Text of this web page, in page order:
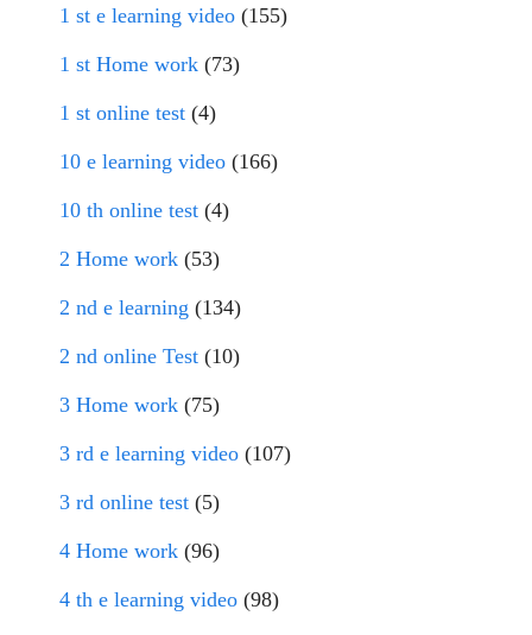
1 st e learning video (155)
1 st Home work (73)
1 st online test (4)
10 e learning video (166)
10 th online test (4)
2 Home work (53)
2 nd e learning (134)
2 nd online Test (10)
3 Home work (75)
3 rd e learning video (107)
3 rd online test (5)
4 Home work (96)
4 th e learning video (98)